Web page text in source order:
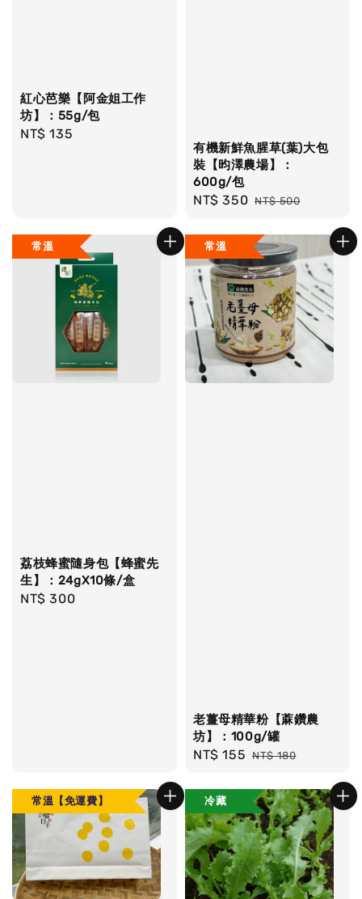
紅心芭樂【阿金姐工作
坊】：55g/包
Regular
NT$ 135
有機新鮮魚腥草(葉)大包
裝【昀澤農場】：
600g/包
Sale
NT$ 350 Regular
NT$ 500
常溫
荔枝蜂蜜隨身包【蜂蜜先
生】：24gX10條/盒
Regular
NT$ 300
常溫
老薑母精華粉【蔴鑽農
坊】：100g/罐
Sale
NT$ 155 Regular
NT$ 180
常溫【免運費】 冷藏